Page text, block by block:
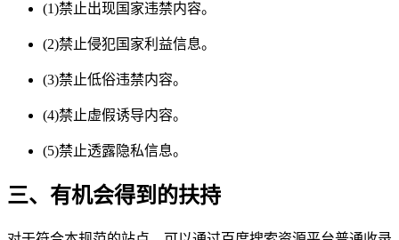
(1)禁止出现国家违禁内容。
(2)禁止侵犯国家利益信息。
(3)禁止低俗违禁内容。
(4)禁止虚假诱导内容。
(5)禁止透露隐私信息。
三、有机会得到的扶持